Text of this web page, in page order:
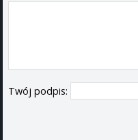
Twój podpis: